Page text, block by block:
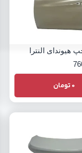
هیوندای النترا
0 تومان